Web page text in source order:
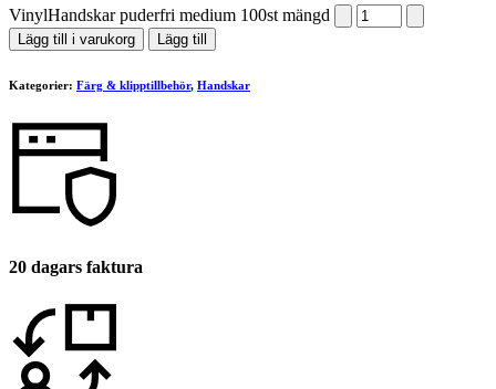
VinylHandskar puderfri medium 100st mängd
Lägg till i varukorg Lägg till
Kategorier: Färg & klipptillbehör, Handskar
20 dagars faktura